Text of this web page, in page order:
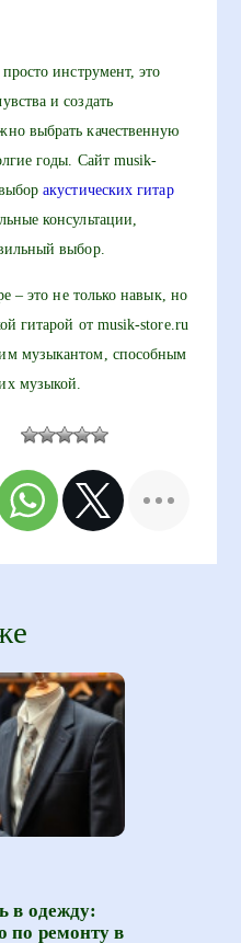
инструмент, это
и создать
выбрать качественную
годы. Сайт musik-
акустических гитар
консультации,
выбор.
– это не только навык, но
гитарой от musik-store.ru
музыкантом, способным
музыкой.
в одежду:
по ремонту в